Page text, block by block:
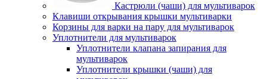
Кастрюли (чаши) для мультиварок
Клавиши открывания крышки мультиварки
Корзины для варки на пару для мультиварок
Уплотнители для мультиварок
Уплотнители клапана запирания для
мультиварок
Уплотнители крышки (чаши) для